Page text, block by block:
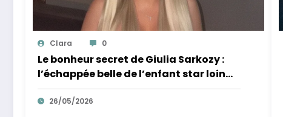
Clara 0
Le bonheur secret de Giulia Sarkozy :
l’échappée belle de l’enfant star loin
des tumultes familiaux.
26/05/2026